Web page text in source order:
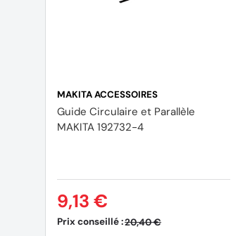
MAKITA ACCESSOIRES
Guide Circulaire et Parallèle
MAKITA 192732-4
Prix conseillé :20,40 €
9,13 €